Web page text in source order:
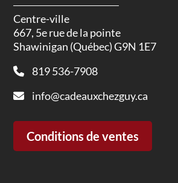
Centre-ville
667, 5e rue de la pointe
Shawinigan (Québec) G9N 1E7
819 536-7908
info@cadeauxchezguy.ca
Conditions de ventes